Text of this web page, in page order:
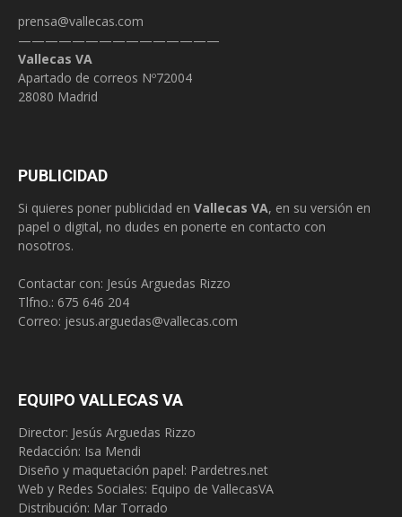
prensa@vallecas.com
———————————————
Vallecas VA
Apartado de correos Nº72004
28080 Madrid
PUBLICIDAD
Si quieres poner publicidad en Vallecas VA, en su versión en
papel o digital, no dudes en ponerte en contacto con
nosotros.
Contactar con: Jesús Arguedas Rizzo
Tlfno.: 675 646 204
Correo: jesus.arguedas@vallecas.com
EQUIPO VALLECAS VA
Director: Jesús Arguedas Rizzo
Redacción: Isa Mendi
Diseño y maquetación papel: Pardetres.net
Web y Redes Sociales: Equipo de VallecasVA
Distribución: Mar Torrado